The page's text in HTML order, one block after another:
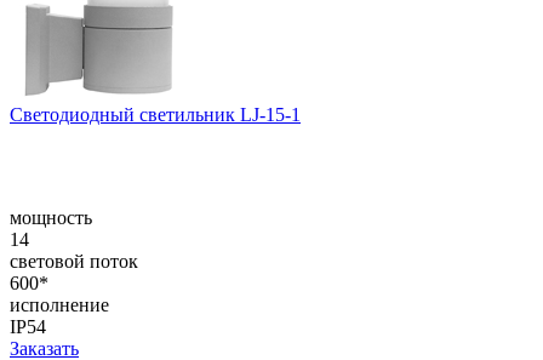
Светодиодный светильник LJ-15-1
мощность
14
световой поток
600*
исполнение
IP54
Заказать